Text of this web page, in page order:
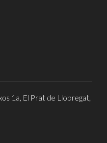
1a, El Prat de Llobregat,